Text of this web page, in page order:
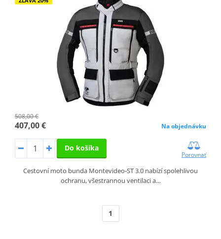
508,00 €
407,00 € Na objednávku
Do košíka
Porovnať
Cestovní moto bunda Montevideo‑ST 3.0 nabízí spolehlivou
ochranu, všestrannou ventilaci a…
1